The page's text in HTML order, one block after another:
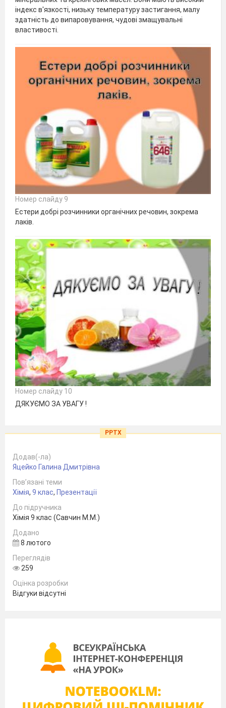
індекс в'язкості, низьку температуру застигання, малу
здатність до випаровування, чудові змащувальні
властивості.
Номер слайду 9
Естери добрі розчинники органічних речовин, зокрема
лаків.
Номер слайду 10
ДЯКУЄМО ЗА УВАГУ !
PPTX
Додав(-ла)
Яцейко Галина Дмитрівна
Пов’язані теми
Хімія, 9 клас, Презентації
До підручника
Хімія 9 клас (Савчин М.М.)
Додано
8 лютого
Переглядів
259
Оцінка розробки
Відгуки відсутні